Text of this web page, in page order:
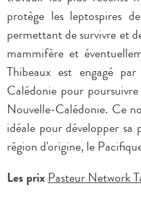
protège les leptospires
permettant de survivre et
mammifère et
Thibeaux est engagé
Calédonie pour
Nouvelle-Calédonie. Ce
idéale pour développer sa
région d'origine, le
Les prixPasteur Network